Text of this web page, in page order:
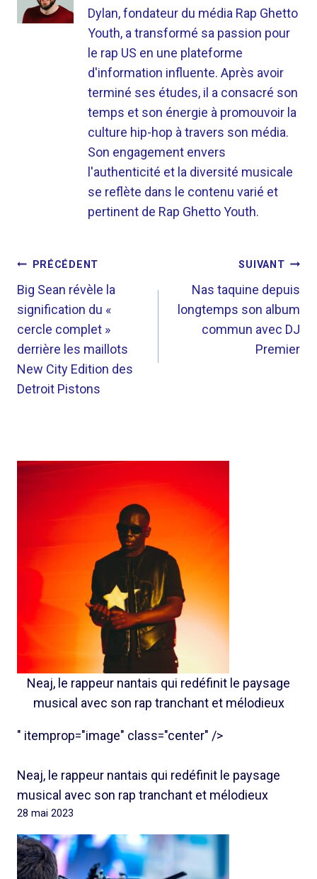
Dylan, fondateur du média Rap Ghetto
Youth, a transformé sa passion pour
le rap US en une plateforme
d'information influente. Après avoir
terminé ses études, il a consacré son
temps et son énergie à promouvoir la
culture hip-hop à travers son média.
Son engagement envers
l'authenticité et la diversité musicale
se reflète dans le contenu varié et
pertinent de Rap Ghetto Youth.
NAVIGATION
DE
L’ARTICLE
PRÉCÉDENT
Big Sean révèle la
signification du «
cercle complet »
derrière les maillots
New City Edition des
Detroit Pistons
SUIVANT
Nas taquine depuis
longtemps son album
commun avec DJ
Premier
Neaj, le rappeur nantais qui redéfinit le paysage
musical avec son rap tranchant et mélodieux
" itemprop="image" class="center" />
Neaj, le rappeur nantais qui redéfinit le paysage
musical avec son rap tranchant et mélodieux
28 mai 2023